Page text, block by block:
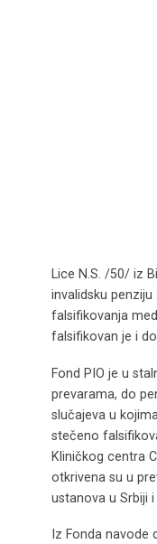
Lice N.S. /50/ iz
invalidsku
falsifikovanja
falsifikovan je i
Fond PIO je u
prevarama, do
slučajeva u
stečeno
Kliničkog centra
otkrivena su u
ustanova u Srbiji i
Iz Fonda navode